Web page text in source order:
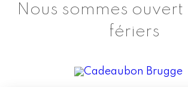
Nous sommes ouvert
fériers